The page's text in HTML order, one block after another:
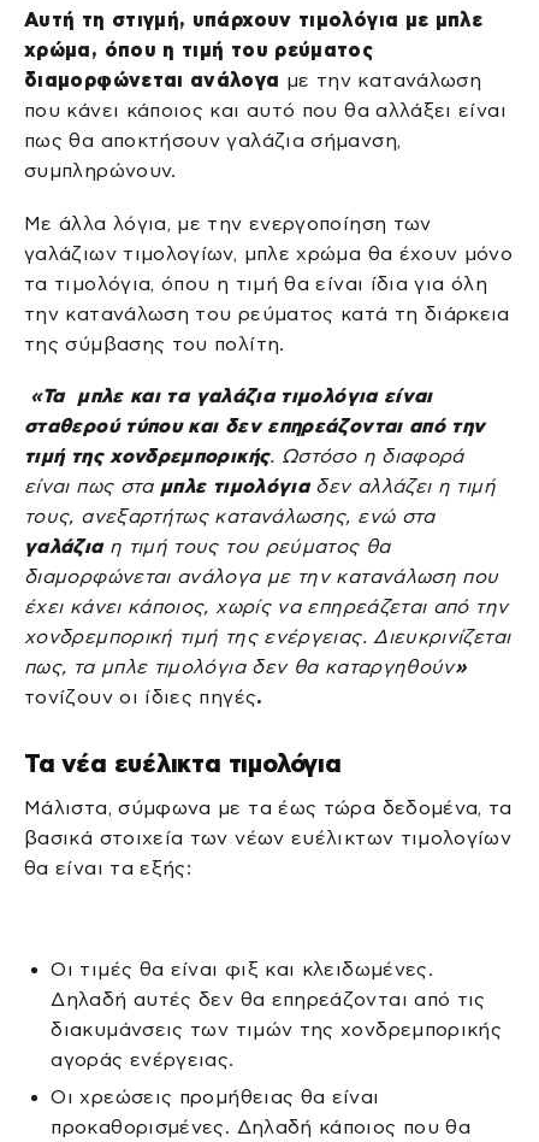
Αυτή τη στιγμή, υπάρχουν τιμολόγια με μπλε
χρώμα, όπου η τιμή του ρεύματος
διαμορφώνεται ανάλογα με την κατανάλωση
που κάνει κάποιος και αυτό που θα αλλάξει είναι
πως θα αποκτήσουν γαλάζια σήμανση,
συμπληρώνουν.
Με άλλα λόγια, με την ενεργοποίηση των
γαλάζιων τιμολογίων, μπλε χρώμα θα έχουν μόνο
τα τιμολόγια, όπου η τιμή θα είναι ίδια για όλη
την κατανάλωση του ρεύματος κατά τη διάρκεια
της σύμβασης του πολίτη.
«Τα μπλε και τα γαλάζια τιμολόγια είναι
σταθερού τύπου και δεν επηρεάζονται από την
τιμή της χονδρεμπορικής. Ωστόσο η διαφορά
είναι πως στα μπλε τιμολόγιαδεν αλλάζει η τιμή
τους, ανεξαρτήτως κατανάλωσης, ενώ στα
γαλάζιαη τιμή τους του ρεύματος θα
διαμορφώνεται ανάλογα με την κατανάλωση που
έχει κάνει κάποιος, χωρίς να επηρεάζεται από την
χονδρεμπορική τιμή της ενέργειας. Διευκρινίζεται
πως, τα μπλε τιμολόγια δεν θα καταργηθούν»
τονίζουν οι ίδιες πηγές.
Τα νέα ευέλικτα τιμολόγια
Μάλιστα, σύμφωνα με τα έως τώρα δεδομένα, τα
βασικά στοιχεία των νέων ευέλικτων τιμολογίων
θα είναι τα εξής:
Οι τιμές θα είναι φιξ και κλειδωμένες.
Δηλαδή αυτές δεν θα επηρεάζονται από τις
διακυμάνσεις των τιμών της χονδρεμπορικής
αγοράς ενέργειας.
Οι χρεώσεις προμήθειας θα είναι
προκαθορισμένες. Δηλαδή κάποιος που θα